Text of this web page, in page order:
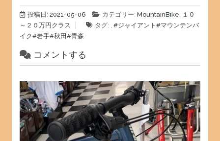
投稿日: 2021-05-06 カテゴリー: MountainBike
１０
～２０万円クラス
タグ: , #ジャイアント #マウンテンバ
イク#岩手#秋田#青森
コメントする